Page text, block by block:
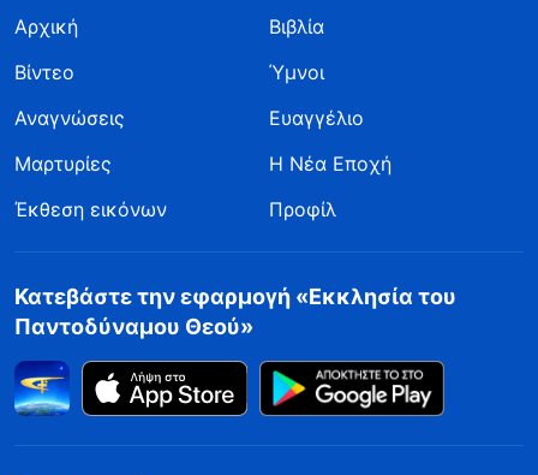
Αρχική
Βιβλία
Βίντεο
Ύμνοι
Αναγνώσεις
Ευαγγέλιο
Μαρτυρίες
Η Νέα Εποχή
Έκθεση εικόνων
Προφίλ
Κατεβάστε την εφαρμογή «Εκκλησία του
Παντοδύναμου Θεού»